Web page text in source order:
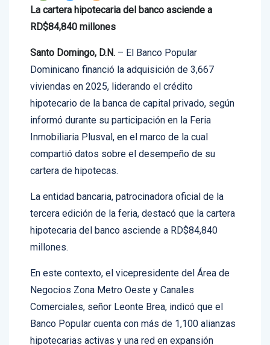
Lacartera hipotecaria del banco asciende a
Santo Domingo, D.N. – El Banco Popular
Dominicano financió la adquisición de 3,667
viviendas en 2025, liderando el crédito
hipotecario de la banca de capital privado, según
informó durante su participación en la Feria
Inmobiliaria Plusval, en el marco de la cual
compartió datos sobre el desempeño de su
La entidad bancaria, patrocinadora oficial de la
tercera edición de la feria, destacó que la cartera
hipotecaria del banco asciende a RD$84,840
En este contexto, el vicepresidente del Área de
Negocios Zona Metro Oeste y Canales
Comerciales, señor Leonte Brea, indicó que el
Banco Popular cuenta con más de 1,100 alianzas